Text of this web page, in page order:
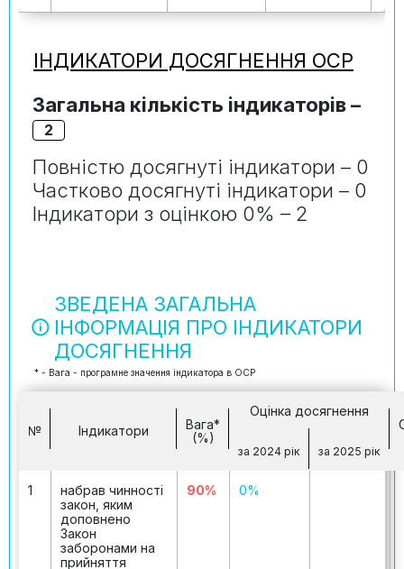
ІНДИКАТОРИ ДОСЯГНЕННЯ ОСР
Загальна кількість індикаторів –
2
Повністю досягнуті індикатори – 0
Частково досягнуті індикатори – 0
Індикатори з оцінкою 0% – 2
ЗВЕДЕНА ЗАГАЛЬНА
ІНФОРМАЦІЯ ПРО ІНДИКАТОРИ
ДОСЯГНЕННЯ
* - Вага - програмне значення індикатора в ОСР
№ Індикатори
Вага*
(%)
Оцінка досягнення
за 2024 рік за 2025 рік
1
набрав чинності
закон, яким
доповнено
Закон
заборонами на
прийняття
90% 0%